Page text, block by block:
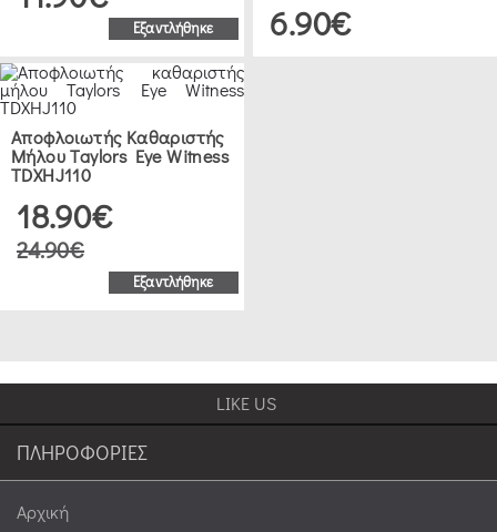
Εξαντλήθηκε 6.90€
Αποφλοιωτής Καθαριστής
Μήλου Taylors Eye Witness
TDXHJ110
18.90€
24.90€
Εξαντλήθηκε
LIKE US
ΠΛΗΡΟΦΟΡΙΕΣ
Αρχική